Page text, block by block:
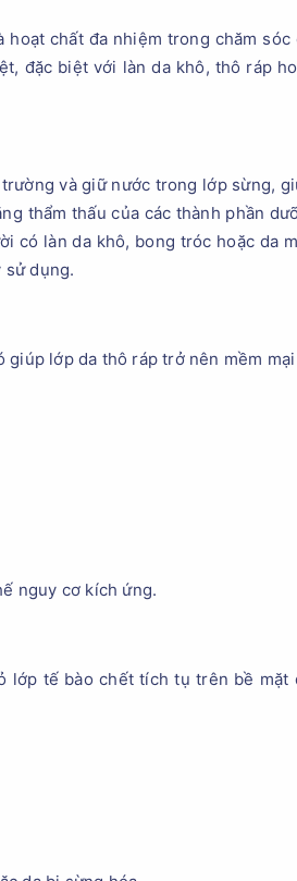
chất đa nhiệm trong chăm sóc
đặc biệt với làn da khô, thô ráp
và giữ nước trong lớp sừng,
thẩm thấu của các thành phần
có làn da khô, bong tróc hoặc da
sử dụng.
lớp da thô ráp trở nên mềm
nguy cơ kích ứng.
lớp tế bào chết tích tụ trên bề mặt